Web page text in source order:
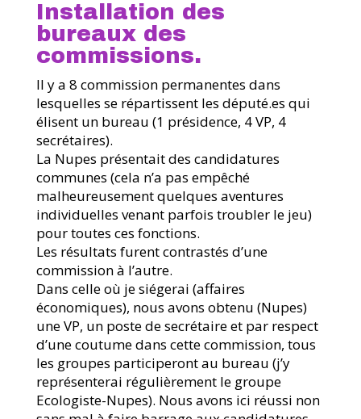
Installation des
bureaux des
commissions.
Il y a 8 commission permanentes dans
lesquelles se répartissent les député.es qui
élisent un bureau (1 présidence, 4 VP, 4
secrétaires).
La Nupes présentait des candidatures
communes (cela n’a pas empêché
malheureusement quelques aventures
individuelles venant parfois troubler le jeu)
pour toutes ces fonctions.
Les résultats furent contrastés d’une
commission à l’autre.
Dans celle où je siégerai (affaires
économiques), nous avons obtenu (Nupes)
une VP, un poste de secrétaire et par respect
d’une coutume dans cette commission, tous
les groupes participeront au bureau (j’y
représenterai régulièrement le groupe
Ecologiste-Nupes). Nous avons ici réussi non